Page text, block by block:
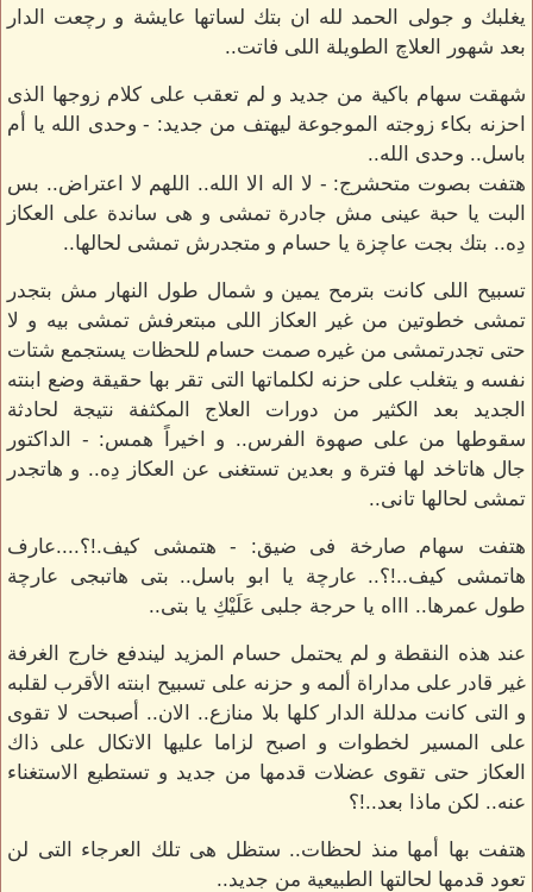
يغلبك و جولى الحمد لله ان بتك لساتها عايشة و رچعت الدار
بعد شهور العلاچ الطويلة اللى فاتت..
شهقت سهام باكية من جديد و لم تعقب على كلام زوجها الذى
احزنه بكاء زوجته الموجوعة ليهتف من جديد: - وحدى الله يا أم
باسل.. وحدى الله..
هتفت بصوت متحشرج: - لا اله الا الله.. اللهم لا اعتراض.. بس
البت يا حبة عينى مش جادرة تمشى و هى ساندة على العكاز
دِه.. بتك بجت عاچزة يا حسام و متجدرش تمشى لحالها..
تسبيح اللى كانت بترمح يمين و شمال طول النهار مش بتجدر
تمشى خطوتين من غير العكاز اللى مبتعرفش تمشى بيه و لا
حتى تجدرتمشى من غيره صمت حسام للحظات يستجمع شتات
نفسه و يتغلب على حزنه لكلماتها التى تقر بها حقيقة وضع ابنته
الجديد بعد الكثير من دورات العلاج المكثفة نتيجة لحادثة
سقوطها من على صهوة الفرس.. و اخيراً همس: - الداكتور
جال هاتاخد لها فترة و بعدين تستغنى عن العكاز دِه.. و هاتجدر
تمشى لحالها تانى..
هتفت سهام صارخة فى ضيق: - هتمشى كيف.!؟....عارف
هاتمشى كيف..!؟.. عارچة يا ابو باسل.. بتى هاتبجى عارچة
طول عمرها.. اااه يا حرجة جلبى عَلَيْكِ يا بتى..
عند هذه النقطة و لم يحتمل حسام المزيد ليندفع خارج الغرفة
غير قادر على مداراة ألمه و حزنه على تسبيح ابنته الأقرب لقلبه
و التى كانت مدللة الدار كلها بلا منازع.. الان.. أصبحت لا تقوى
على المسير لخطوات و اصبح لزاما عليها الاتكال على ذاك
العكاز حتى تقوى عضلات قدمها من جديد و تستطيع الاستغناء
عنه.. لكن ماذا بعد..!؟
هتفت بها أمها منذ لحظات.. ستظل هى تلك العرجاء التى لن
تعود قدمها لحالتها الطبيعية من جديد..